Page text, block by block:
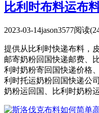
比利时布料运布
2023-03-14jason3577阅读
提供从比利时快递布料，
邮寄奶粉回国快递邮费、
利时奶粉寄回国快递价格
利时托运奶粉回国快递公
奶粉运回国、比利时奶粉